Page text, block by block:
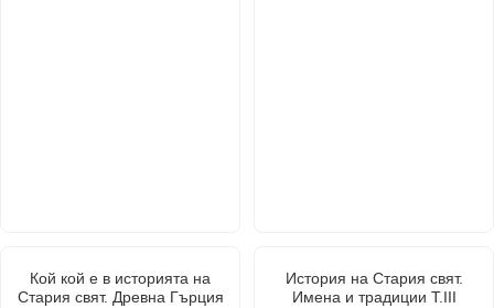
Кой кой е в историята на
Стария свят. Древна Гърция
История на Стария свят.
Имена и традиции Т.III